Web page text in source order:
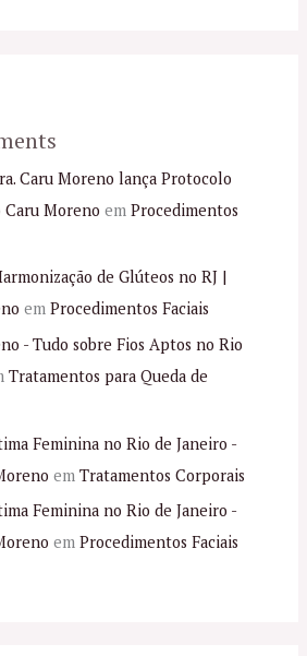
Caru Moreno lança Protocolo
Caru Moreno em Procedimentos
de Glúteos no RJ |
em Procedimentos Faciais
- Tudo sobre Fios Aptos no Rio
Tratamentos para Queda de
Feminina no Rio de Janeiro -
em Tratamentos Corporais
Feminina no Rio de Janeiro -
em Procedimentos Faciais